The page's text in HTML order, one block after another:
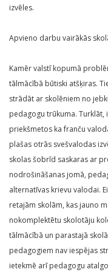
izvēles.
Apvieno darbu vairākās
Kamēr valstī kopumā
tālmācībā būtiski atšķiras.
strādāt ar skolēniem no
pedagogu trūkuma.
priekšmetos ka franču
plašas otrās svešvalodas
skolas šobrīd saskaras ar
nodrošināšanas jomā,
alternatīvas krievu valodai.
retajām skolām, kas jauno
nokomplektētu skolotāju
tālmācībā un parastajā
pedagogiem nav iespējas
ietekmē arī pedagogu